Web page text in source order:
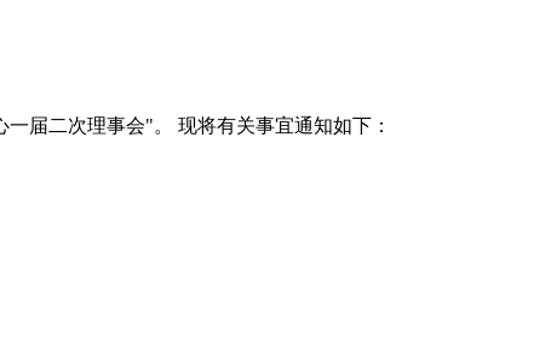
届二次理事会"。 现将有关事宜通知如下：